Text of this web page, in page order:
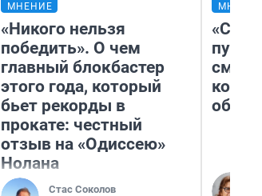
МНЕНИЕ
«Никого нельзя
победить». О чем
главный блокбастер
этого года, который
бьет рекорды в
прокате: честный
отзыв на «Одиссею»
Нолана
Стас Соколов